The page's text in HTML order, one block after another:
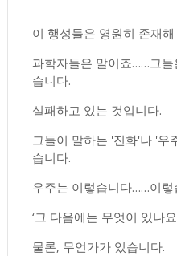
이 행성들은 영원히 존재
과학자들은 말이죠……그들
습니다.
실패하고 있는 것입니다.
그들이 말하는 '진화'나 '우
습니다.
우주는 이렇습니다……이렇
‘그 다음에는 무엇이 있나요
물론, 무언가가 있습니다.